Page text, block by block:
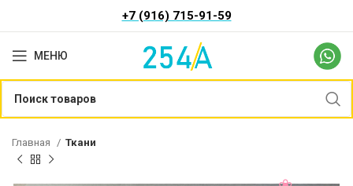
+7 (916) 715-91-59
МЕНЮ
Главная Ткани